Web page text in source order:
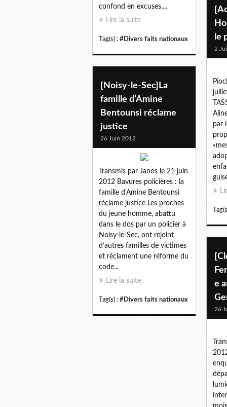
confond en excuses....
Lire la suite
Tag(s) : #Divers faits nationaux
le
2
par
[Noisy-le-Sec]La
famille d’Amine
Bentounsi réclame
justice
26 Juin 2012
Transmis par Janos le 21 juin
2012 Bavures policières : la
famille d’Amine Bentounsi
réclame justice Les proches
du jeune homme, abattu
dans le dos par un policier à
Noisy-le-Sec, ont rejoint
d’autres familles de victimes
et réclament une réforme du
code...
Lire la suite
Tag(s) : #Divers faits nationaux
e
26